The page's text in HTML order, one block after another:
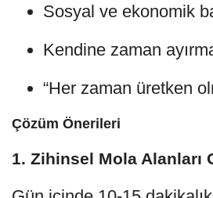
Sosyal ve ekonomik
Kendine zaman
“Her zaman üretken
Çözüm Önerileri
1. Zihinsel Mola Alanları